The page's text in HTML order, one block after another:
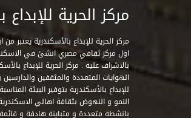
مركز الحرية للإبداع
مركز الحرية للإبداع بالأسكندرية يعتبر
اول مركز ثقافي مصري انشئ في
بالاشراف عليه . مركز الحرية للإبداع
الهوايات المتعددة والمثقفين
للإبداع بالأسكندرية بتوفير البيئة
النمو و النهوض بثقافة اهالي
بانشطة متعددة و متباينة هادفة و